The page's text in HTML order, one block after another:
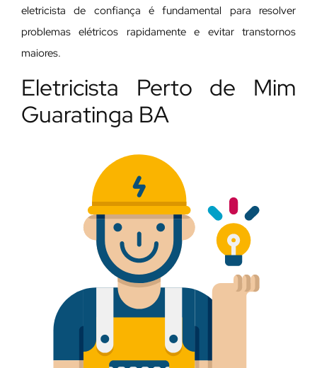
eletricista de confiança é fundamental para resolver
problemas elétricos rapidamente e evitar transtornos
maiores.
Eletricista Perto de Mim
Guaratinga BA